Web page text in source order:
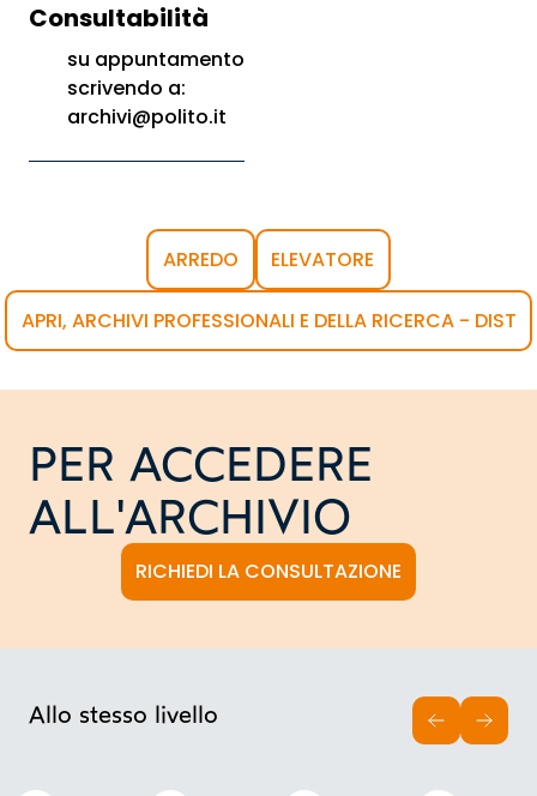
Consultabilità
su appuntamento
scrivendo a:
archivi@polito.it
ARREDO ELEVATORE
APRI, ARCHIVI PROFESSIONALI E DELLA RICERCA - DIST
PER ACCEDERE
ALL'ARCHIVIO
RICHIEDI LA CONSULTAZIONE
Allo stesso livello
INDIETRO